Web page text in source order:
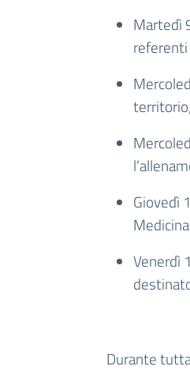
Martedì
territorio;
Giovedì
Venerdì
Durante